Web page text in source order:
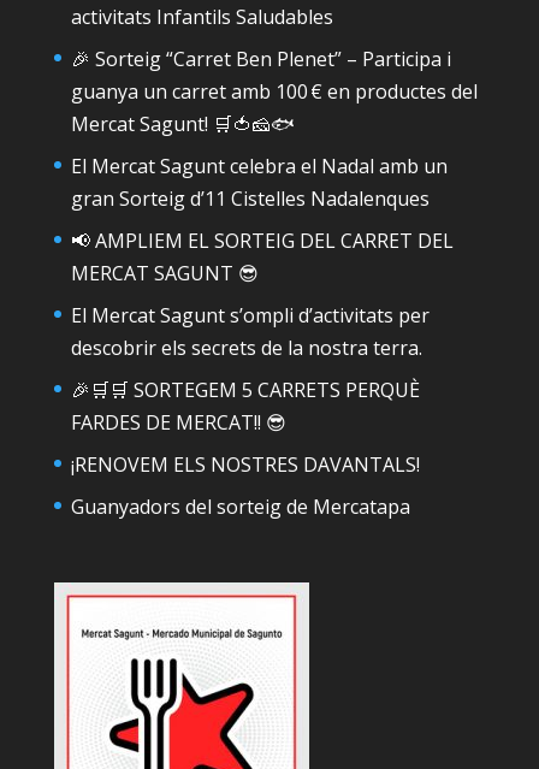
activitats Infantils Saludables
🎉 Sorteig “Carret Ben Plenet” – Participa i
guanya un carret amb 100 € en productes del
Mercat Sagunt! 🛒🍅🧀🐟
El Mercat Sagunt celebra el Nadal amb un
gran Sorteig d’11 Cistelles Nadalenques
📢 AMPLIEM EL SORTEIG DEL CARRET DEL
MERCAT SAGUNT 😎
El Mercat Sagunt s’ompli d’activitats per
descobrir els secrets de la nostra terra.
🎉🛒🛒 SORTEGEM 5 CARRETS PERQUÈ
FARDES DE MERCAT!! 😎
¡RENOVEM ELS NOSTRES DAVANTALS!
Guanyadors del sorteig de Mercatapa